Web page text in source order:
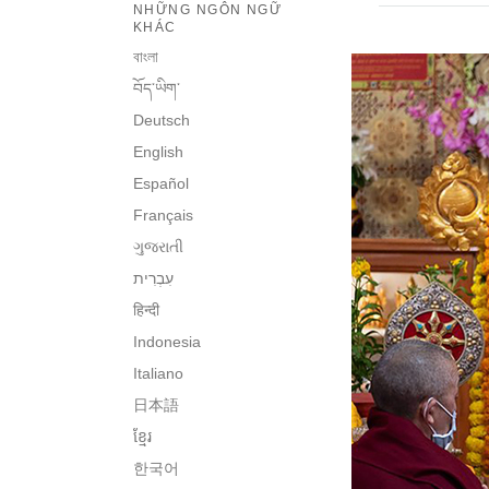
NHỮNG NGÔN NGỮ
KHÁC
বাংলা
བོད་ཡིག་
Deutsch
English
Español
Français
ગુજરાતી
हिन्दी
Indonesia
Italiano
日本語
ខ្មែរ
한국어